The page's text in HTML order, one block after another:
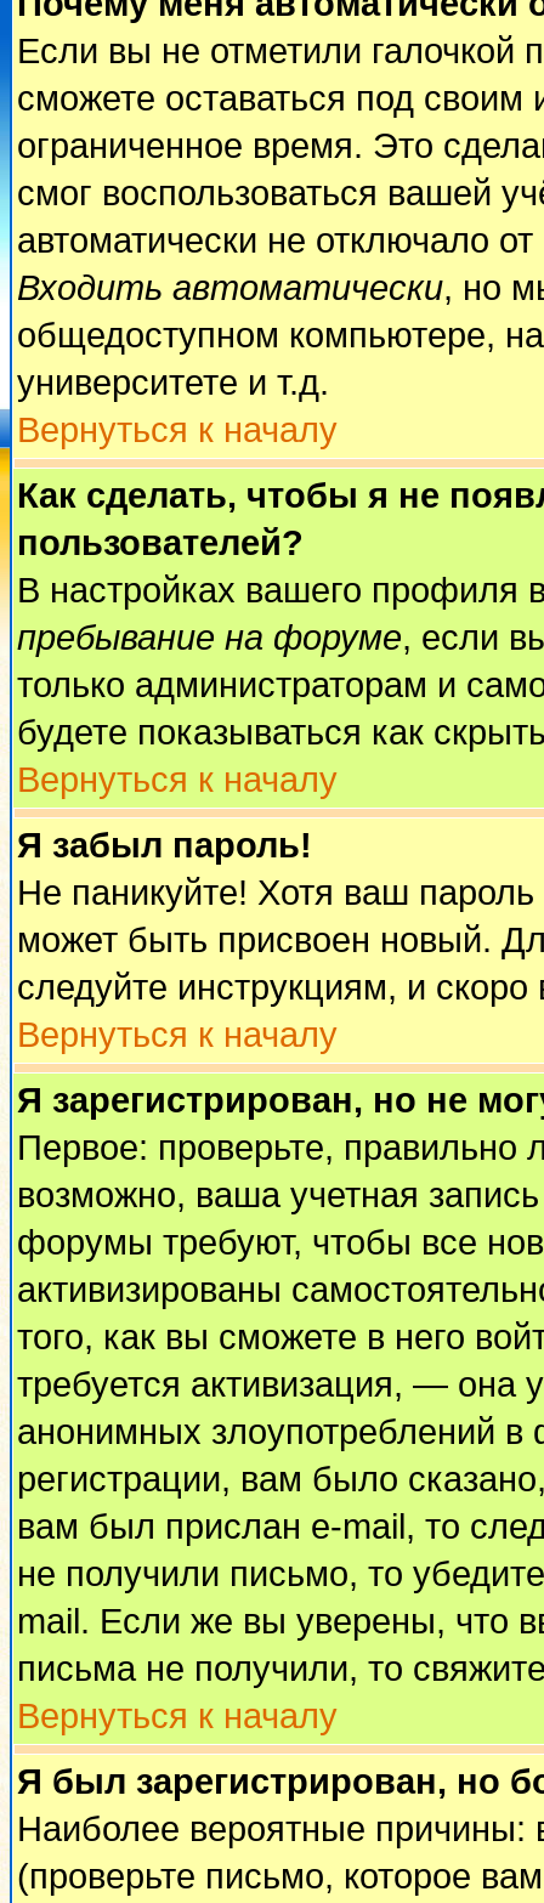
Если вы не отметили галочкой
сможете оставаться под
ограниченное время. Это
смог воспользоваться вашей
автоматически не отключало
Входить автоматически, но
общедоступном компьютере,
университете и т.д.
Вернуться к началу
Как сделать, чтобы я не
пользователей?
В настройках вашего профиля
пребывание на форуме, если
только администраторам и
будете показываться как
Вернуться к началу
Я забыл пароль!
Не паникуйте! Хотя ваш
может быть присвоен новый.
следуйте инструкциям, и
Вернуться к началу
Я зарегистрирован, но не
Первое: проверьте, правильно
возможно, ваша учетная
форумы требуют, чтобы все
активизированы
того, как вы сможете в него
требуется активизация, — она
анонимных злоупотреблений
регистрации, вам было
вам был прислан e-mail, то
не получили письмо, то
mail. Если же вы уверены, что
письма не получили, то
Вернуться к началу
Я был зарегистрирован, но
Наиболее вероятные причины:
(проверьте письмо, которое